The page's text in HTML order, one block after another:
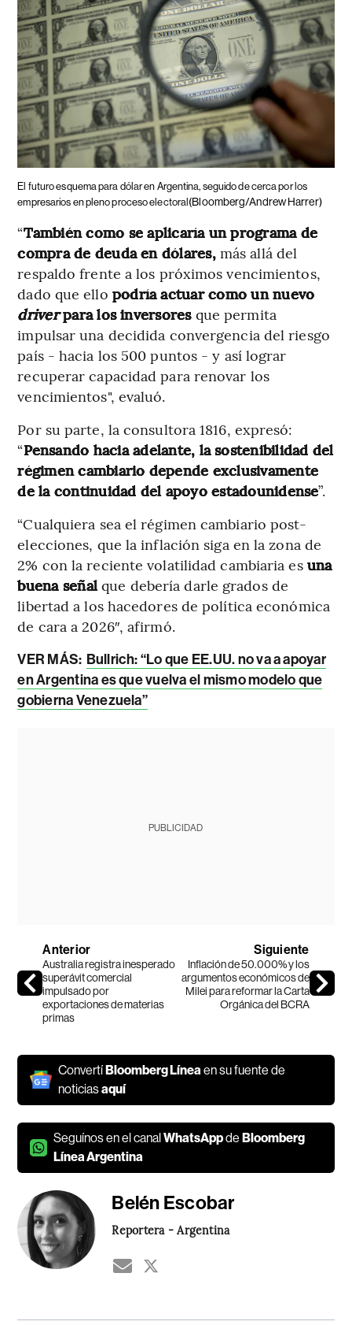
El futuro esquema para dólar en Argentina, seguido de cerca por los
empresarios en pleno proceso electoral (Bloomberg/Andrew Harrer)
“También como se aplicaría un programa de
compra de deuda en dólares,más allá del
respaldo frente a los próximos vencimientos,
dado que ello podría actuar como un nuevo
driverpara los inversoresque permita
impulsar una decidida convergencia del riesgo
país - hacia los 500 puntos - y así lograr
recuperar capacidad para renovar los
vencimientos", evaluó.
Por su parte, la consultora 1816, expresó:
“Pensando hacia adelante, la sostenibilidad del
régimen cambiario depende exclusivamente
de la continuidad del apoyo estadounidense”.
“Cualquiera sea el régimen cambiario post-
elecciones, que la inflación siga en la zona de
2% con la reciente volatilidad cambiaria esuna
buena señalque debería darle grados de
libertad a los hacedores de política económica
de cara a 2026″, afirmó.
VER MÁS: Bullrich: “Lo que EE.UU. no va a apoyar
en Argentina es que vuelva el mismo modelo que
gobierna Venezuela”
PUBLICIDAD
Anterior
Australia registra inesperado
superávit comercial
impulsado por
exportaciones de materias
primas
Siguiente
Inflación de 50.000% y los
argumentos económicos de
Milei para reformar la Carta
Orgánica del BCRA
ConvertíBloomberg Líneaen su fuente de
noticiasaquí
Seguínos en el canalWhatsAppdeBloomberg
Línea Argentina
Belén Escobar
Reportera - Argentina